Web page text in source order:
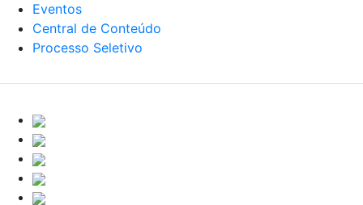
Eventos
Central de Conteúdo
Processo Seletivo